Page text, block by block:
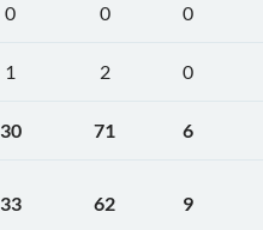
0 0
0
1 2
0
30 71 6
33 62 9